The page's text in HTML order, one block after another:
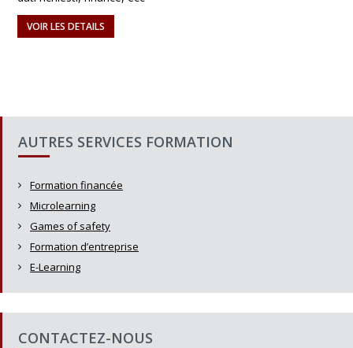
VOIR LES DETAILS
AUTRES SERVICES FORMATION
Formation financée
Microlearning
Games of safety
Formation d’entreprise
E-Learning
CONTACTEZ-NOUS